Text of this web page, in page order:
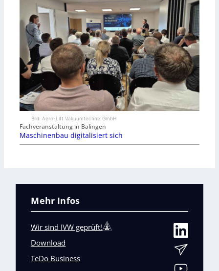
Bild: Aero-Lift Vakuumtechnik GmbH
Fachveranstaltung in Balingen
Maschinenbau digitalisiert sich
Mehr Infos
Wir sind IVW geprüft!
Download
TeDo Business